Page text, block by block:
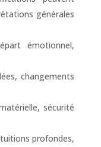
générales
émotionnel,
changements
sécurité
profondes,